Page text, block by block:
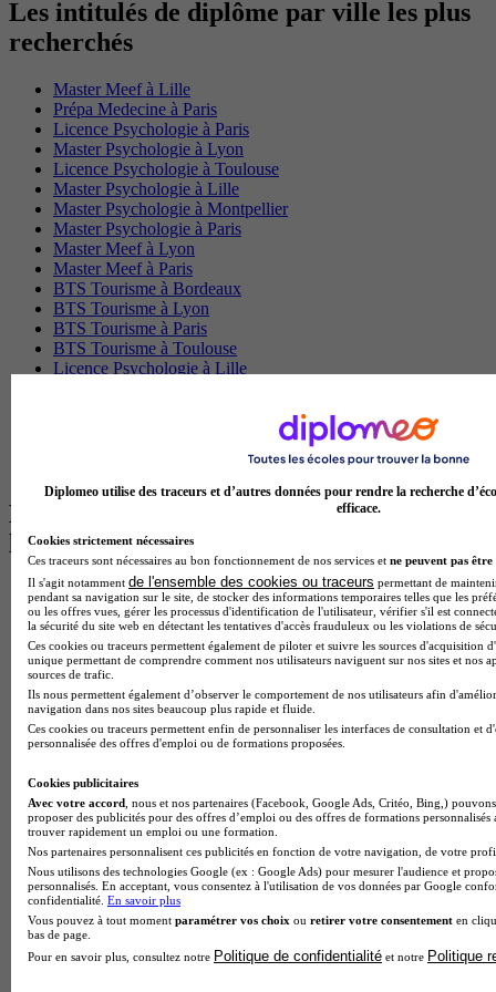
Les intitulés de diplôme par ville les plus
recherchés
Master Meef à Lille
Prépa Medecine à Paris
Licence Psychologie à Paris
Master Psychologie à Lyon
Licence Psychologie à Toulouse
Master Psychologie à Lille
Master Psychologie à Montpellier
Master Psychologie à Paris
Master Meef à Lyon
Master Meef à Paris
BTS Tourisme à Bordeaux
BTS Tourisme à Lyon
BTS Tourisme à Paris
BTS Tourisme à Toulouse
Licence Psychologie à Lille
Les intitulés de diplôme par alternance
les plus recherchés
BTS Esf en alternance
BTS Dietetique en alternance
BTS Mco en alternance
BTS Pi en alternance
BTS Sp3s en alternance
Master CCA en alternance
BTS Ndrc en alternance
BTS Sam en alternance
Cap Fleuriste en alternance
MSc Marketing Digital en alternance
BTS Gpme en alternance
Cap Electricien en alternance
BTS Gpn en alternance
BTS Domotique en alternance
BAC Pro Agora en alternance
BTS Sta en alternance
BTS Iris en alternance
BTS Tpl en alternance
BTS Ati en alternance
Diplomeo utilise des traceurs et d’autres données pour rendre la recherche
efficace.
Cookies strictement nécessaires
Ces traceurs sont nécessaires au bon fonctionnement de nos services et ne peuvent pas être
Il s'agit notamment de l'ensemble des cookies ou traceurs permettant de
pendant sa navigation sur le site, de stocker des informations temporaires telles que les
ou les offres vues, gérer les processus d'identification de l'utilisateur, vérifier s'il est
la sécurité du site web en détectant les tentatives d'accès frauduleux ou les violations de
Ces cookies ou traceurs permettent également de piloter et suivre les sources d'acquisition
unique permettant de comprendre comment nos utilisateurs naviguent sur nos sites et nos
sources de trafic.
Ils nous permettent également d’observer le comportement de nos utilisateurs afin
navigation dans nos sites beaucoup plus rapide et fluide.
Ces cookies ou traceurs permettent enfin de personnaliser les interfaces de consultation et
personnalisée des offres d'emploi ou de formations proposées.
Cookies publicitaires
Avec votre accord , nous et nos partenaires (Facebook, Google Ads, Critéo, Bing,)
proposer des publicités pour des offres d’emploi ou des offres de formations
trouver rapidement un emploi ou une formation.
Nos partenaires personnalisent ces publicités en fonction de votre navigation, de votre
Nous utilisons des technologies Google (ex : Google Ads) pour mesurer l'audience et
personnalisés. En acceptant, vous consentez à l'utilisation de vos données par Google
confidentialité. En savoir plus
Vous pouvez à tout moment paramétrer vos choix ou retirer votre consentement en
bas de page.
Pour en savoir plus, consultez notre Politique de confidentialité et notre Politique